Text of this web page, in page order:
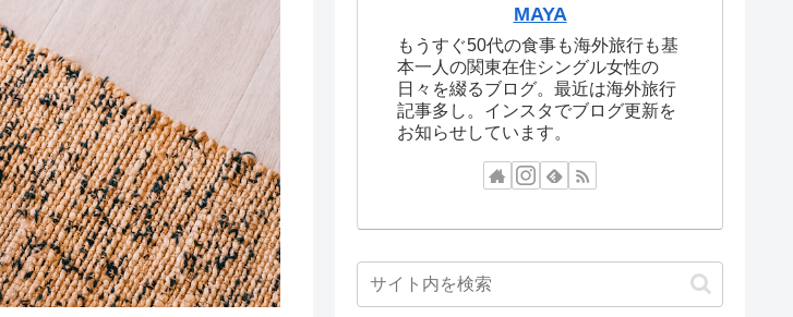
MAYA
もうすぐ50代の食事も海外旅行も基
本一人の関東在住シングル女性の
日々を綴るブログ。最近は海外旅行
記事多し。インスタでブログ更新を
お知らせしています。